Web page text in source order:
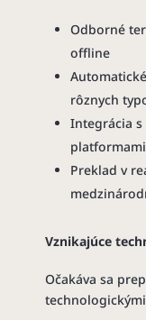
Odborné
offline
rôznych
Integrácia
platformami
Preklad v
Vznikajúce
Očakáva sa